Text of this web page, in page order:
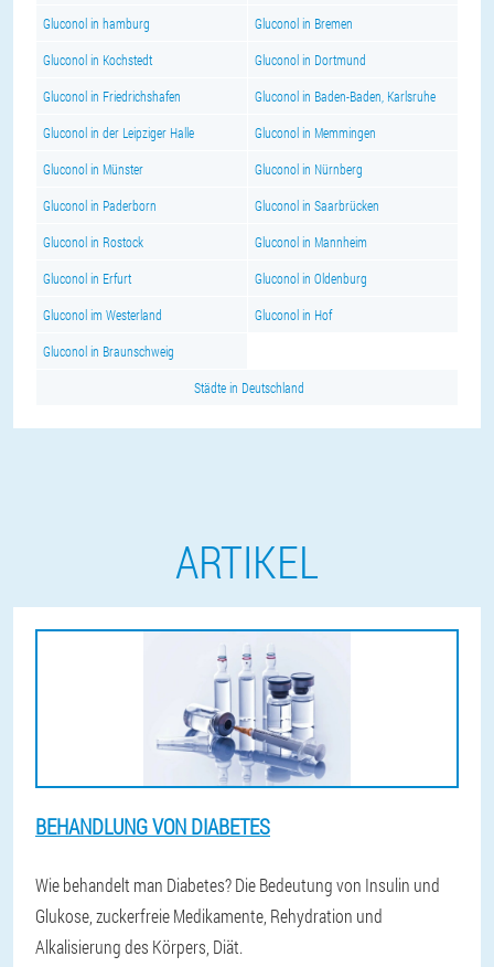
Gluconol in hamburg Gluconol in Bremen
Gluconol in Kochstedt Gluconol in Dortmund
Gluconol in Friedrichshafen Gluconol in Baden-Baden, Karlsruhe
Gluconol in der Leipziger Halle Gluconol in Memmingen
Gluconol in Münster Gluconol in Nürnberg
Gluconol in Paderborn Gluconol in Saarbrücken
Gluconol in Rostock Gluconol in Mannheim
Gluconol in Erfurt Gluconol in Oldenburg
Gluconol im Westerland Gluconol in Hof
Gluconol in Braunschweig
Städte in Deutschland
ARTIKEL
BEHANDLUNG VON DIABETES
Wie behandelt man Diabetes? Die Bedeutung von Insulin und
Glukose, zuckerfreie Medikamente, Rehydration und
Alkalisierung des Körpers, Diät.